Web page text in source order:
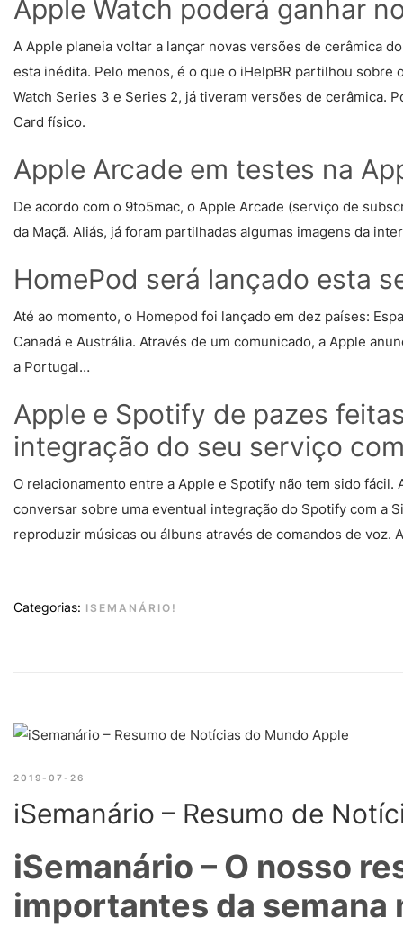
Apple Watch poderá ganhar
A Apple planeia voltar a lançar novas versões de cerâmica
esta inédita. Pelo menos, é o que o iHelpBR partilhou
Watch Series 3 e Series 2, já tiveram versões de cerâmica.
Card físico.
Apple Arcade em testes na
De acordo com o 9to5mac, o Apple Arcade (serviço de
da Maçã. Aliás, já foram partilhadas algumas imagens da
HomePod será lançado esta
Até ao momento, o Homepod foi lançado em dez países:
Canadá e Austrália. Através de um comunicado, a Apple
a Portugal…
Apple e Spotify de pazes
integração do seu serviço
O relacionamento entre a Apple e Spotify não tem sido
conversar sobre uma eventual integração do Spotify com a
reproduzir músicas ou álbuns através de comandos de voz.
Categorias: ISEMANÁRIO!
2019-07-26
iSemanário – Resumo de
iSemanário – O nosso
importantes da semana